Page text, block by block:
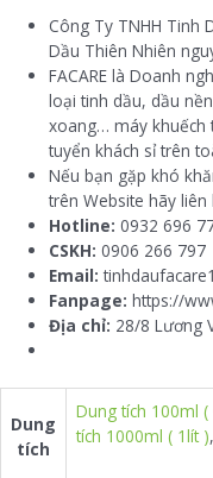
Công Ty TNHH Tinh
Dầu Thiên Nhiên
FACARE là Doanh
loại tinh dầu, dầu
xoang… máy khuếch
tuyển khách sỉ trên
Nếu bạn gặp khó
trên Website hãy
Hotline: 0932 696
CSKH: 0906 266 797
Email:
Fanpage: https://
Địa chỉ: 28/8 Lương
Dung
tích
Dung tích 100ml (
tích 1000ml ( 1lít ),